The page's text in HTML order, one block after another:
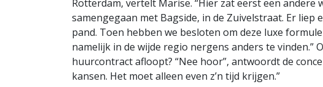
Rotterdam, vertelt Marise. “Hier zat eerst een andere
samengegaan met Bagside, in de Zuivelstraat. Er
pand. Toen hebben we besloten om deze luxe
namelijk in de wijde regio nergens anders te vinden.”
huurcontract afloopt? “Nee hoor”, antwoordt de
kansen. Het moet alleen even z’n tijd krijgen.”